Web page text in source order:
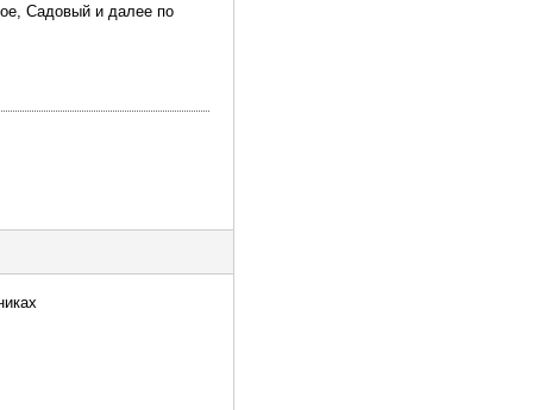
Садовый и далее по